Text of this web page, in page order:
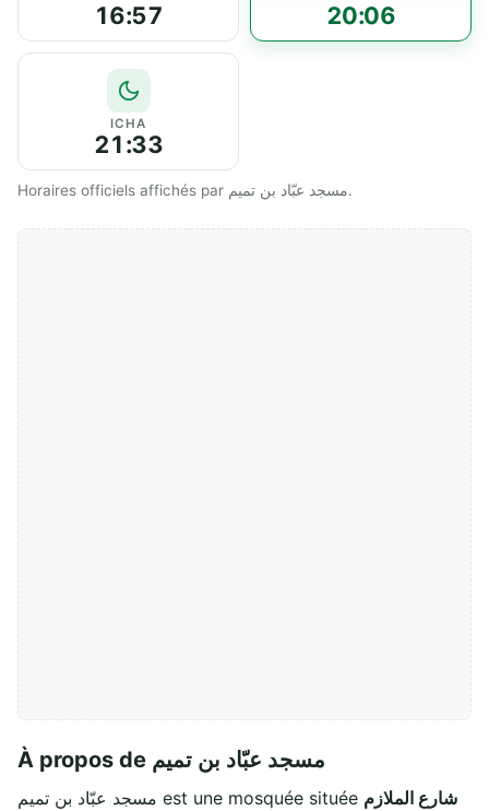
16:57 20:06
ICHA
21:33
Horaires officiels affichés par مسجد عبّاد بن تميم.
À propos de مسجد عبّاد بن تميم
مسجد عبّاد بن تميم est une mosquée située شارع الملازم